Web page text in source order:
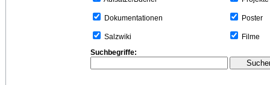
Dokumentationen
Salzwiki
Poster
Filme
Suchbegriffe: